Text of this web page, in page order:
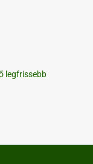
legfrissebb